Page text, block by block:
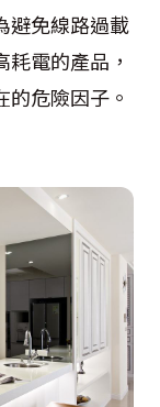
避免線路過載
電的產品，
危險因子。